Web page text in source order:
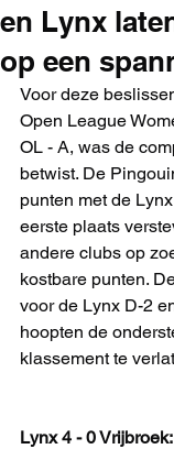
en Lynx
op een
Voor deze
Open League
OL - A, was de
betwist. De
punten met de
eerste plaats
andere clubs op
kostbare punten.
voor de Lynx D-2
hoopten de
klassement te
Lynx 4 - 0